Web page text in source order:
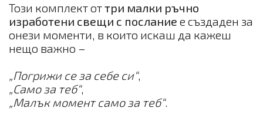
Този комплект оттри малки ръчно
изработени свещи с послание е създаден за
онези моменти, в които искаш да кажеш
нещо важно –
„Погрижи се за себе си“,
„Само за теб“,
„Малък момент само за теб“.